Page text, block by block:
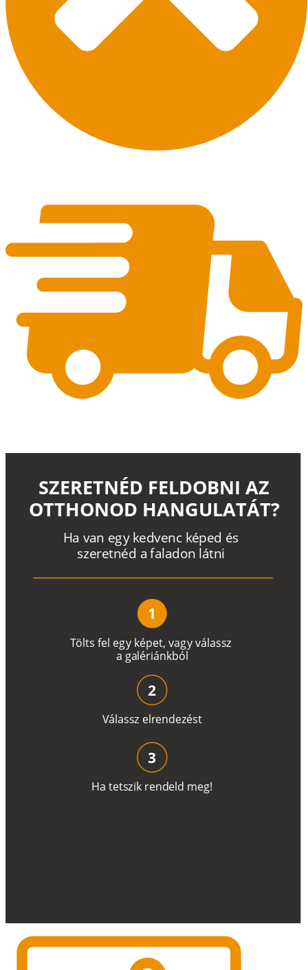
Tölts fel egy képet, vagyválassz
a galériánkból
Ha van egy kedvenc képed és
szeretnéd a faladon látni
SZERETNÉD FELDOBNI AZ
OTTHONOD HANGULATÁT?
1
Válassz elrendezést
2
Ha tetszik rendeld meg!
3